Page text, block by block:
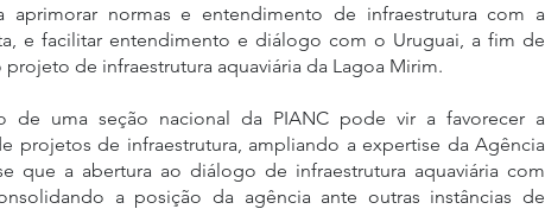
normas e entendimento de infraestrutura com a
e facilitar entendimento e diálogo com o Uruguai, a fim de
de infraestrutura aquaviária da Lagoa Mirim.
de uma seção nacional da PIANC pode vir a favorecer a
projetos de infraestrutura, ampliando a expertise da Agência
que a abertura ao diálogo de infraestrutura aquaviária com
a posição da agência ante outras instâncias de